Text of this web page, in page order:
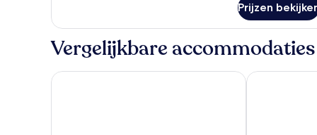
Double
Prijzen
Vergelijkbare accommodaties
Atlas Hotel Village Bastion